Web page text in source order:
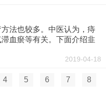
法也较多。中医认为，痔
血瘀等有关。下面介绍韭
2019-04-18
4 5 6 7 8